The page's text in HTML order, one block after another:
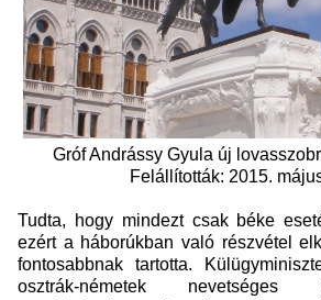
Gróf Andrássy Gyula új
Felállították: 2015.
Tudta, hogy mindezt csak béke
ezért a háborúkban való részvétel
fontosabbnak tartotta.
osztrák-németek